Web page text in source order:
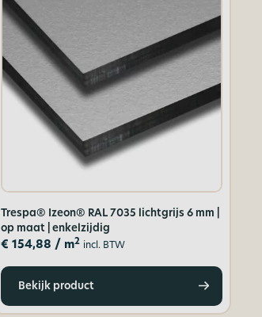
Trespa® Izeon® RAL 7035 lichtgrijs 6 mm |
op maat | enkelzijdig
€ 154,88 / m2 incl. BTW
Bekijk product